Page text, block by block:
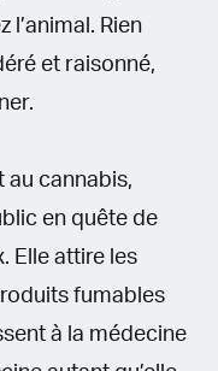
l’animal. Rien
et raisonné,
au cannabis,
en quête de
Elle attire les
fumables
à la médecine